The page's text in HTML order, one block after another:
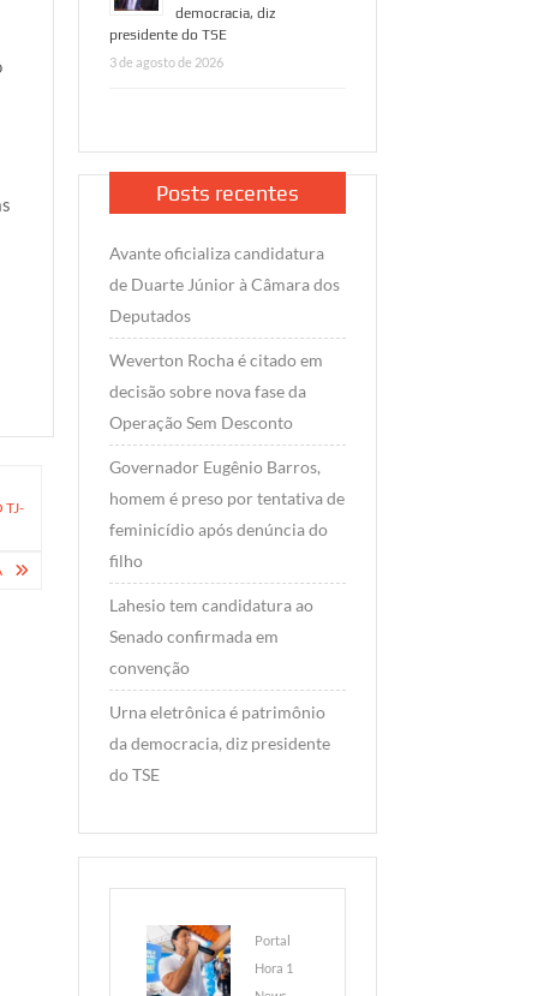
TJ-
democracia, diz
presidente do TSE
3 de agosto de 2026
Posts recentes
Avante oficializa candidatura
de Duarte Júnior à Câmara dos
Deputados
Weverton Rocha é citado em
decisão sobre nova fase da
Operação Sem Desconto
Governador Eugênio Barros,
homem é preso por tentativa de
feminicídio após denúncia do
filho
Lahesio tem candidatura ao
Senado confirmada em
convenção
Urna eletrônica é patrimônio
da democracia, diz presidente
do TSE
Portal
Hora 1